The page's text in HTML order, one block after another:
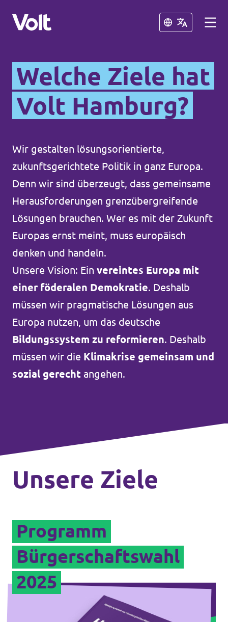
Schließen
Volt in Deutschland
Website
Volt Deutschland Merchandise Shop
Schließen
Über Volt
Menschen
Neuigkeiten
Wahlprogramm Bürgerschaftswahl
Triff uns an Infoständen!
Mache bei uns mit!
Transparenz
Datenschutz
Welche Ziele hat
Volt Hamburg?
Wir gestalten lösungsorientierte,
zukunftsgerichtete Politik in ganz Europa.
Denn wir sind überzeugt, dass gemeinsame
Herausforderungen grenzübergreifende
Lösungen brauchen. Wer es mit der Zukunft
Europas ernst meint, muss europäisch
denken und handeln.
Unsere Vision: Ein vereintes Europa mit
einer föderalen Demokratie. Deshalb
müssen wir pragmatische Lösungen aus
Europa nutzen, um das deutsche
Bildungssystem zu reformieren. Deshalb
müssen wir die Klimakrise gemeinsam und
sozial gerecht angehen.
Unsere Ziele
Programm
Bürgerschaftswahl
2025